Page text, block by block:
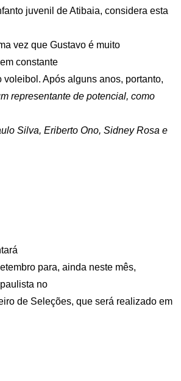
juvenil de Atibaia, considera esta
vez que Gustavo é muito
constante
voleibol. Após alguns anos, portanto,
representante de potencial, como
Silva, Eriberto Ono, Sidney Rosa e
para, ainda neste mês,
no
de Seleções, que será realizado em